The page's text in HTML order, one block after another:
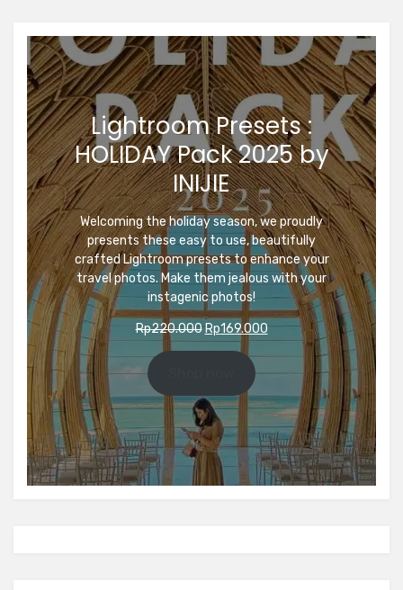
Lightroom Presets :
HOLIDAY Pack 2025 by
INIJIE
Welcoming the holiday season, we proudly
presents these easy to use, beautifully
crafted Lightroom presets to enhance your
travel photos. Make them jealous with your
instagenic photos!
Rp220.000 Original
price
Rp220.000.
Rp169.000Current
price
Rp169.000.